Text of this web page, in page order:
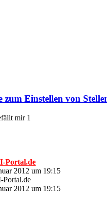
zum Einstellen von
1
Portal.de
2012 um 19:15
Portal.de
2012 um 19:15